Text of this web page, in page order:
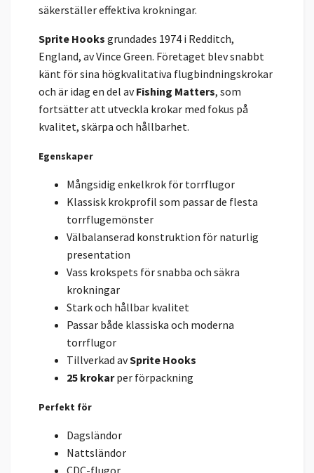
säkerställer effektiva krokningar.
Sprite Hooks grundades 1974 i Redditch,
England, av Vince Green. Företaget blev snabbt
känt för sina högkvalitativa flugbindningskrokar
och är idag en del avFishing Matters, som
fortsätter att utveckla krokar med fokus på
kvalitet, skärpa och hållbarhet.
Egenskaper
Mångsidig enkelkrok för torrflugor
Klassisk krokprofil som passar de flesta
torrflugemönster
Välbalanserad konstruktion för naturlig
presentation
Vass krokspets för snabba och säkra
krokningar
Stark och hållbar kvalitet
Passar både klassiska och moderna
torrflugor
Tillverkad avSprite Hooks
25 krokarper förpackning
Perfekt för
Dagsländor
Nattsländor
CDC-flugor